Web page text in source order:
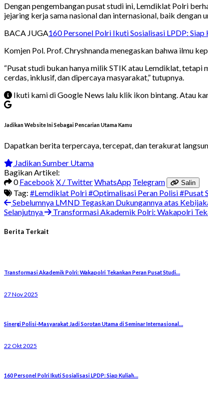
Dengan pengembangan pusat studi ini, Lemdiklat Polri
jejaring kerja sama nasional dan internasional, baik
BACA JUGA160 Personel Polri Ikuti Sosialisasi LPDP: Siap
Komjen Pol. Prof. Chryshnanda menegaskan bahwa ilmu
“Pusat studi bukan hanya milik STIK atau Lemdiklat, tetapi
cerdas, inklusif, dan dipercaya masyarakat,” tutupnya.
Ikuti kami di Google News lalu klik ikon bintang. Atau
Jadikan Website Ini Sebagai Pencarian Utama Kamu
Dapatkan berita terpercaya, tercepat, dan terakurat
Jadikan Sumber Utama
Bagikan Artikel:
0Facebook X / TwitterWhatsApp Telegram Salin
Tag: #Lemdiklat Polri#Optimalisasi Peran Polisi#Pusat
Sebelumnya LMND Tegaskan Dukungannya atas
Selanjutnya
Transformasi Akademik Polri: Wakapolri
Berita Terkait
Transformasi Akademik Polri: Wakapolri Tekankan Peran Pusat Studi…
27 Nov 2025
Sinergi Polisi-Masyarakat Jadi Sorotan Utama di Seminar Internasional…
22 Okt 2025
160 Personel Polri Ikuti Sosialisasi LPDP: Siap Kuliah…